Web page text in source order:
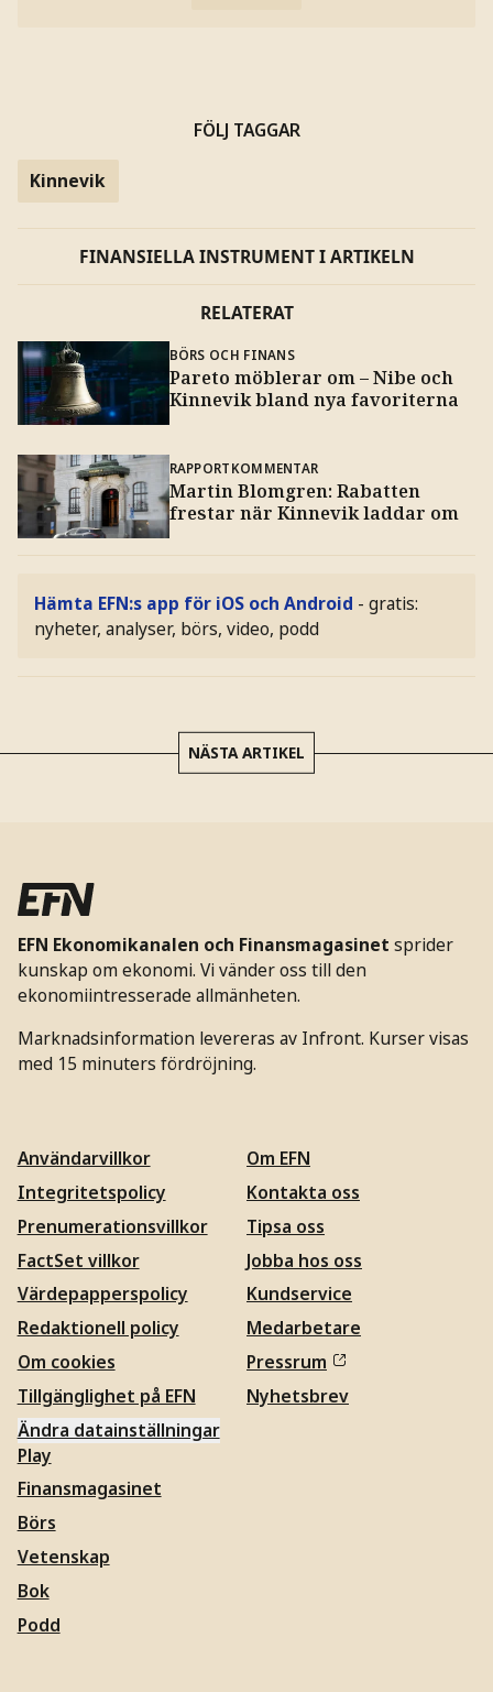
FÖLJ TAGGAR
Kinnevik
FINANSIELLA INSTRUMENT I ARTIKELN
RELATERAT
BÖRS OCH FINANS
Pareto möblerar om – Nibe och
Kinnevik bland nya favoriterna
RAPPORTKOMMENTAR
Martin Blomgren: Rabatten
frestar när Kinnevik laddar om
Hämta EFN:s app för iOS och Android - gratis:
nyheter, analyser, börs, video, podd
NÄSTA ARTIKEL
EFN Ekonomikanalen och Finansmagasinet sprider
kunskap om ekonomi. Vi vänder oss till den
ekonomiintresserade allmänheten.
Marknadsinformation levereras av Infront. Kurser visas
med 15 minuters fördröjning.
Användarvillkor
Integritetspolicy
Prenumerationsvillkor
FactSet villkor
Värdepapperspolicy
Redaktionell policy
Om cookies
Tillgänglighet på EFN
Ändra datainställningar
Om EFN
Kontakta oss
Tipsa oss
Jobba hos oss
Kundservice
Medarbetare
Pressrum
Nyhetsbrev
Play
Finansmagasinet
Börs
Vetenskap
Bok
Podd